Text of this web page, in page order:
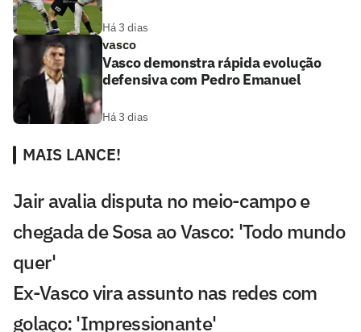
Há 3 dias
vasco
Vasco demonstra rápida evolução
defensiva com Pedro Emanuel
Há 3 dias
MAIS LANCE!
Jair avalia disputa no meio-campo e
chegada de Sosa ao Vasco: 'Todo mundo
quer'
Ex-Vasco vira assunto nas redes com
golaço: 'Impressionante'